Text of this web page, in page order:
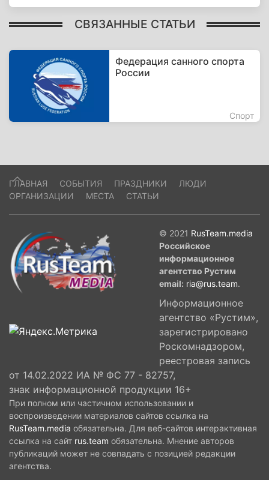
СВЯЗАННЫЕ СТАТЬИ
Федерация санного спорта
России
Спорт
ГЛАВНАЯ СОБЫТИЯ ПРАЗДНИКИ
ЛЮДИ
ОРГАНИЗАЦИИ
МЕСТА СТАТЬИ
© 2021 RusTeam.media
Российское
информационное
агентство Рустим
email: ria@rus.team.
Информационное
агентство «Рустим»,
зарегистрировано
Роскомнадзором,
реестровая запись
от 14.02.2022 ИА № ФС 77 - 82757,
знак информационной продукции 16+
При полном или частичном использовании и
воспроизведении материалов сайтов ссылка на
RusTeam.media обязательна. Для веб-сайтов интерактивная
ссылка на сайт rus.team обязательна. Мнение авторов
публикаций может не совпадать с позицией редакции
агентства.